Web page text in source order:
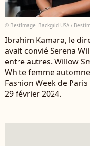
© BestImage, Backgrid USA /
Ibrahim Kamara, le
avait convié Serena
entre autres. Willow
White femme
Fashion Week de
29 février 2024.